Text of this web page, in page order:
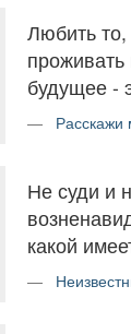
Любить то,
будущее -
Не суди и
какой